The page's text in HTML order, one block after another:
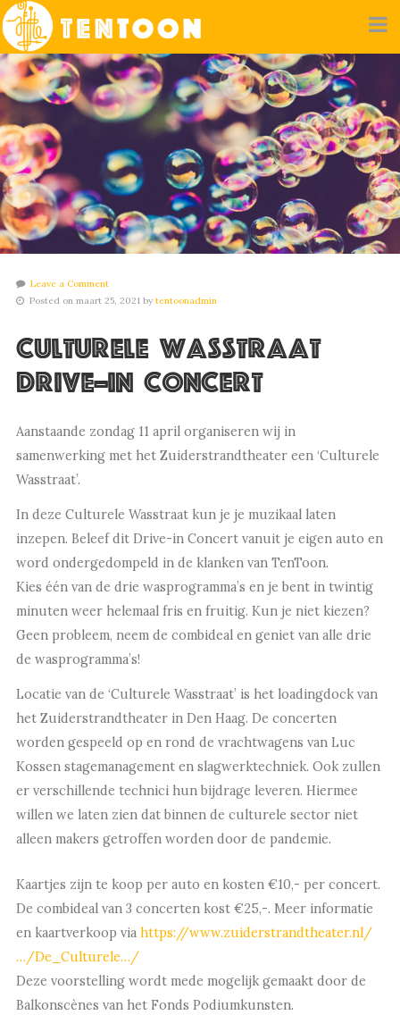
Leave a Comment
Posted on maart 25, 2021 by tentoonadmin
Culturele Wasstraat
Drive-in Concert
Aanstaande zondag 11 april organiseren wij in
samenwerking met het Zuiderstrandtheater een ‘Culturele
Wasstraat’.
In deze Culturele Wasstraat kun je je muzikaal laten
inzepen. Beleef dit Drive-in Concert vanuit je eigen auto en
word ondergedompeld in de klanken van TenToon.
Kies één van de drie wasprogramma’s en je bent in twintig
minuten weer helemaal fris en fruitig. Kun je niet kiezen?
Geen probleem, neem de combideal en geniet van alle drie
de wasprogramma’s!
Locatie van de ‘Culturele Wasstraat’ is het loadingdock van
het Zuiderstrandtheater in Den Haag. De concerten
worden gespeeld op en rond de vrachtwagens van Luc
Kossen stagemanagement en slagwerktechniek. Ook zullen
er verschillende technici hun bijdrage leveren. Hiermee
willen we laten zien dat binnen de culturele sector niet
alleen makers getroffen worden door de pandemie.
Kaartjes zijn te koop per auto en kosten €10,- per concert.
De combideal van 3 concerten kost €25,-. Meer informatie
en kaartverkoop via https://www.zuiderstrandtheater.nl/
…/De_Culturele…/
Deze voorstelling wordt mede mogelijk gemaakt door de
Balkonscènes van het Fonds Podiumkunsten.